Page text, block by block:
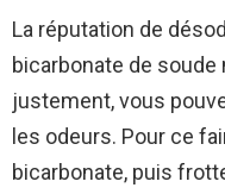
La réputation de
bicarbonate de soude
justement, vous
les odeurs. Pour ce
bicarbonate, puis